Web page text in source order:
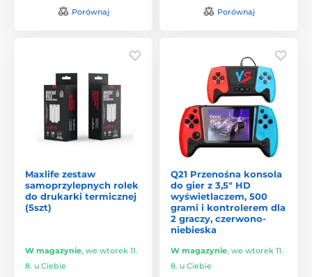
Porównaj Porównaj
Maxlife zestaw
samoprzylepnych rolek
do drukarki termicznej
(5szt)
W magazynie, we wtorek 11.
8. u Ciebie
Q21 Przenośna konsola
do gier z 3,5" HD
wyświetlaczem, 500
grami i kontrolerem dla
2 graczy, czerwono-
niebieska
W magazynie, we wtorek 11.
8. u Ciebie